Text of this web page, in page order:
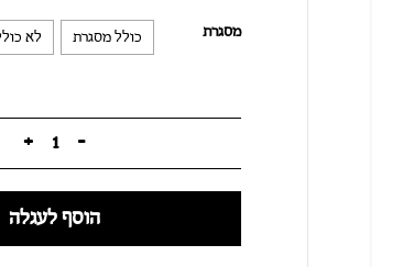
מסגרת כולל מסגרת לא
-
1
+
הוסף לעגלה